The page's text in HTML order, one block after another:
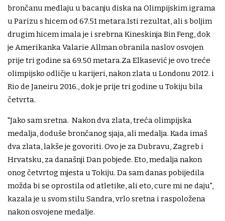
brončanu medlaju u bacanju diska na Olimpijskim igrama
u Parizu s hicem od 67.51 metara.Isti rezultat, ali s boljim
drugim hicem imala je i srebrna Kineskinja Bin Feng, dok
je Amerikanka Valarie Allman obranila naslov osvojen
prije tri godine sa 69.50 metara.Za Elkasević je ovo treće
olimpijsko odličje u karijeri, nakon zlata u Londonu 2012. i
Rio de Janeiru 2016., dok je prije tri godine u Tokiju bila
četvrta.
"Jako sam sretna. Nakon dva zlata, treća olimpijska
medalja, doduše brončanog sjaja, ali medalja. Kada imaš
dva zlata, lakše je govoriti. Ovo je za Dubravu, Zagreb i
Hrvatsku, za današnji Dan pobjede. Eto, medalja nakon
onog četvrtog mjesta u Tokiju. Da sam danas pobijedila
možda bi se oprostila od atletike, ali eto, cure mi ne daju",
kazala je u svom stilu Sandra, vrlo sretna i raspoložena
nakon osvojene medalje.